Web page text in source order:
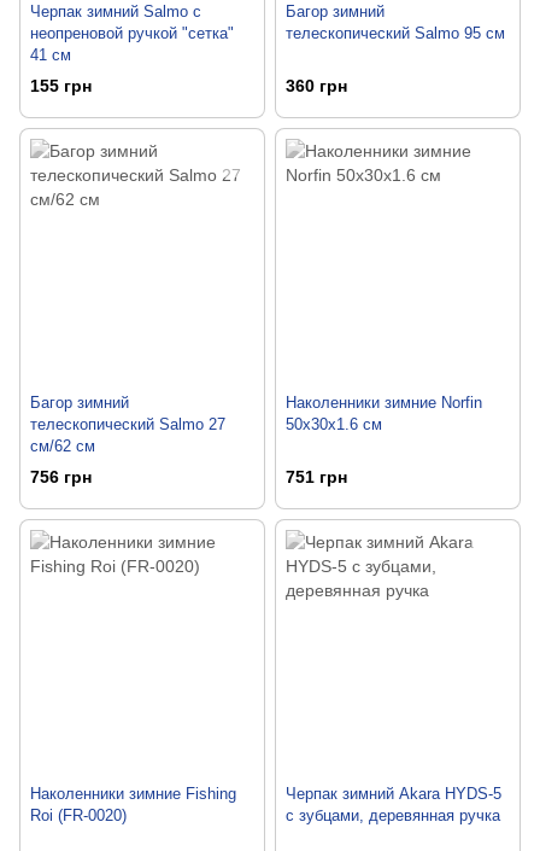
Черпак зимний Salmo с
неопреновой ручкой "сетка"
41 см
155 грн
Багор зимний
телескопический Salmo 95 см
360 грн
Багор зимний
телескопический Salmo 27
см/62 см
756 грн
Наколенники зимние Norfin
50х30х1.6 см
751 грн
Наколенники зимние Fishing
Roi (FR-0020)
Черпак зимний Akara HYDS-5
с зубцами, деревянная ручка